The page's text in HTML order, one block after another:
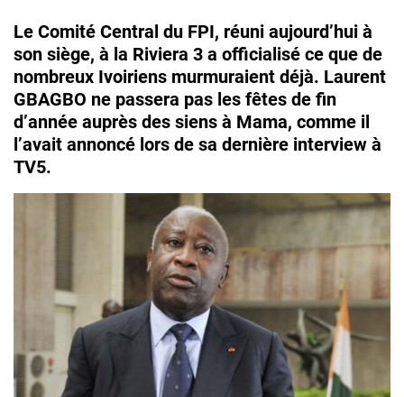
Le Comité Central du FPI, réuni aujourd’hui à
son siège, à la Riviera 3 a officialisé ce que de
nombreux Ivoiriens murmuraient déjà. Laurent
GBAGBO ne passera pas les fêtes de fin
d’année auprès des siens à Mama, comme il
l’avait annoncé lors de sa dernière interview à
TV5.